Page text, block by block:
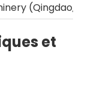
(Qingdao,
et